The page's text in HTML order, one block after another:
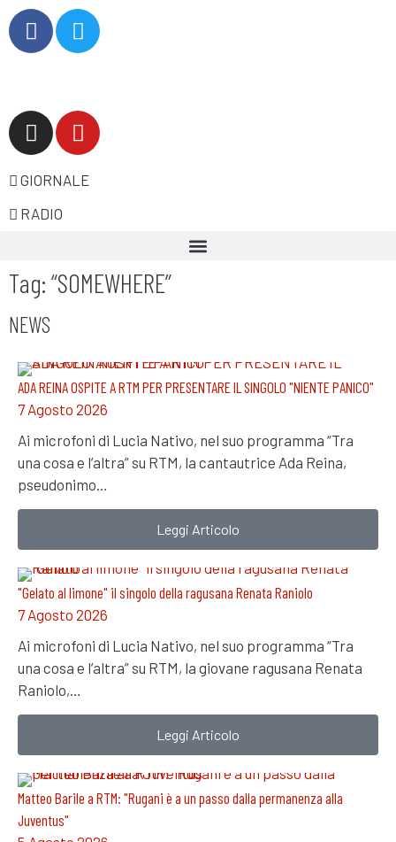
GIORNALE
RADIO
Tag: “SOMEWHERE”
NEWS
ADA REINA OSPITE A RTM PER PRESENTARE IL SINGOLO "NIENTE PANICO"
7 Agosto 2026
Ai microfoni di Lucia Nativo, nel suo programma “Tra
una cosa e l’altra” su RTM, la cantautrice Ada Reina,
pseudonimo…
Leggi Articolo
"Gelato al limone" il singolo della ragusana Renata Raniolo
7 Agosto 2026
Ai microfoni di Lucia Nativo, nel suo programma “Tra
una cosa e l’altra” su RTM, la giovane ragusana Renata
Raniolo,…
Leggi Articolo
Matteo Barile a RTM: "Rugani è a un passo dalla permanenza alla
Juventus"